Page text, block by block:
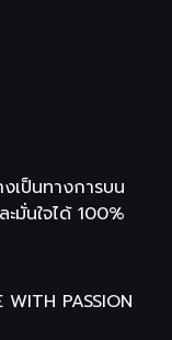
เป็นทางการบน
มั่นใจได้ 100%
WITH PASSION